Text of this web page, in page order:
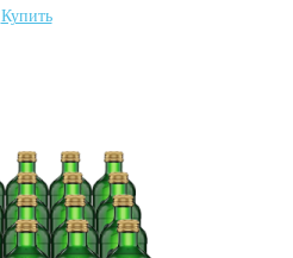
Купить